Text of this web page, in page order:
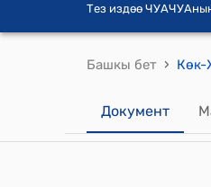
Тез издөө ЧУА
Башкы бет ›
Документ